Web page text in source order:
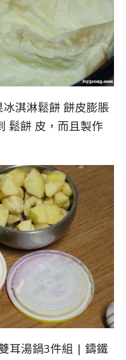
淇淋鬆餅 餅皮膨脹
鬆餅 皮，而且製作
耳湯鍋3件組 | 鑄鐵